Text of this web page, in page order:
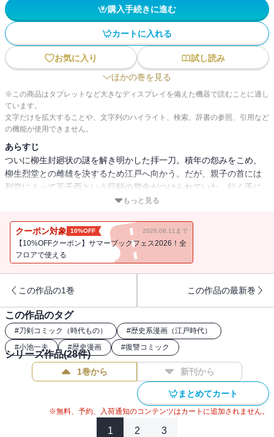
購入手続きに進む
カートに入れる
お気に入り
試し読み
ほかの巻を見る
※この商品はタブレットなど大きなディスプレイを備えた機器で読むことに適し
ています。
文字だけを拡大することや、文字列のハイライト、検索、辞書の参照、引用など
の機能が使用できません。
あらすじ
ついに柳生封廻状の謎を解き明かした拝一刀。積年の怨みをこめ、
柳生烈堂との雌雄を決するため江戸へ向かう。だが、親子の首には
烈堂によって五千両という巨額の賞金がつけられていた。行く手に
は、賞金目当ての賞金稼ぎばかりでなく農民や町人たちも待ちかま
もっと見る
クーポン対象 10%OFF 2026.08.11まで
【10%OFFクーポン】サマーブックフェス2026！全
フロアで使える
この作品の1巻 この作品の最新巻
この作品のタグ
#刀剣コミック（時代もの） #歴史系漫画（江戸時代）
#小池一夫 #歴史漫画 #復讐コミック
シリーズ作品(28件)
1巻から 新刊から
まとめてカート
※無料、予約、入荷通知のコンテンツはカートに追加されません。
1 2 3